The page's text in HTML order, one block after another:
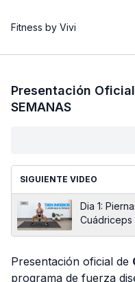
Fitness by Vivi
Presentación Oficial
SEMANAS
SIGUIENTE VIDEO
Dia 1:
Cuádriceps
Presentación oficial de
programa de fuerza